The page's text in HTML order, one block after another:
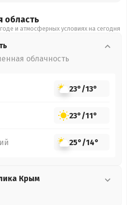
область
и атмосферных условиях на сегодня
облачность
23°/13°
23°/11°
25°/14°
Крым